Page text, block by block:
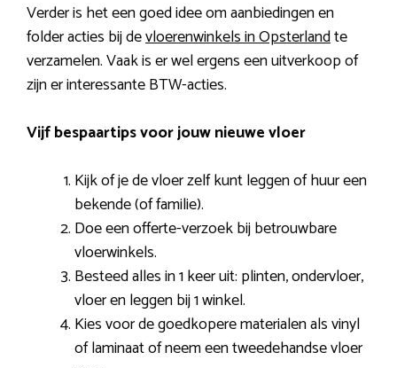
Verder is het een goed idee om aanbiedingen en
folder acties bij devloerenwinkels in Opsterlandte
verzamelen. Vaak is er wel ergens een uitverkoop of
zijn er interessante BTW-acties.
Vijf bespaartips voor jouw nieuwe vloer
Kijk of je de vloer zelf kunt leggen of huur een
bekende (of familie).
Doe een offerte-verzoek bij betrouwbare
vloerwinkels.
Besteed alles in 1 keer uit: plinten, ondervloer,
vloer en leggen bij 1 winkel.
Kies voor de goedkopere materialen als vinyl
of laminaat of neem een tweedehandse vloer